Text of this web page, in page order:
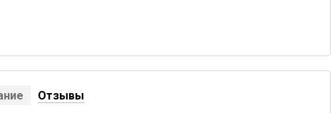
Отзывы